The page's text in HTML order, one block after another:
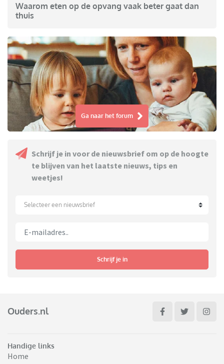
Waarom eten op de opvang vaak beter gaat dan
thuis
Ga naar het forum
Schrijf je in voor de nieuwsbrief om op de hoogte
te blijven van het laatste nieuws, tips en
weetjes!
Selecteer een nieuwsbrief
Schrijf je in
Ouders.nl
Handige links
Home